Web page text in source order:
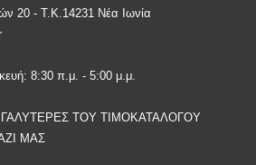
20 - T.K.14231 Νέα Ιωνία
8:30 π.μ. - 5:00 μ.μ.
ΤΟΥ ΤΙΜΟΚΑΤΑΛΟΓΟΥ
ΜΑΣ